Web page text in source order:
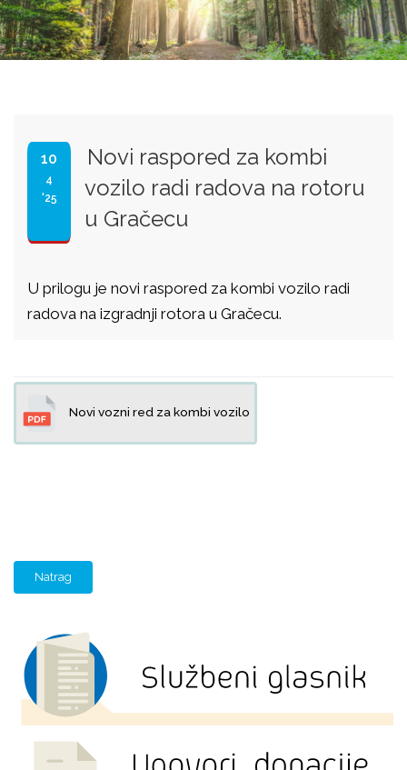
10
4
'25
Novi raspored za kombi
vozilo radi radova na rotoru
u Gračecu
U prilogu je novi raspored za kombi vozilo radi
radova na izgradnji rotora u Gračecu.
Novi vozni red za kombi vozilo
Natrag